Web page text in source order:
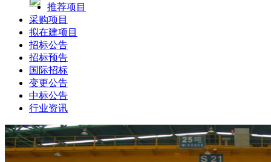
推荐项目
采购项目
拟在建项目
招标公告
招标预告
国际招标
变更公告
中标公告
行业资讯